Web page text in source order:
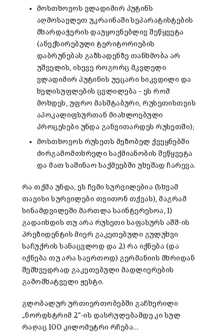
მოსთხოვოს ვლადიმირ პუტინს
აღმოსავლეთ უკრაინაში სეპარატისტების
მხარდაჭერის დაუყოვნებლივ შეწყვეტა
(ანექსირებული ტერიტორიების
დაბრუნებას გაზსადენზე თანხმობა არ
უშველის, ისევე როგორც მკვლელი
ვლადიმირ პუტინის უეცარი სიკვდილი და
ხელისუფლების ცვლილება – ეს რომ
მოხდეს, უფრო მასშტაბური, რუსეთისთვის
აპოკალიფსურთან მიახლოებული
პროცესები უნდა განვითარდეს რუსეთში);
მოსთხოვოს რუსეთს მეზობელ ქვეყნებში
ძირგამომთხრელი საქმიანობის შეწყვეტა
და მათ საშინაო საქმეებში უხეშად ჩარევა.
რა თქმა უნდა, ეს ჩემი სურვილებია (სხვამ
თავისი სურვილები თვითონ თქვას), მაგრამ
სინამდვილეში მართლა საინტერესოა, 1)
გადაიხდის თუ არა რუსეთი საფასურს აშშ-ის
პრეზიდენტის მიერ გაკეთებული გულუხვი
საჩუქრის სანაცვლოდ და 2) რა იქნება (და
იქნება თუ არა საერთოდ) გერმანიის მხრიდან
შემხვედრად გაკეთებული მადლიერების
გამომხატველი ჟესტი.
გლობალურ ურთიერთობებში გაჩხერილი
„ნორდსტრიმ 2“-ის დასრულებამდე კი სულ
რაღაც 100 კილომეტრი რჩება…